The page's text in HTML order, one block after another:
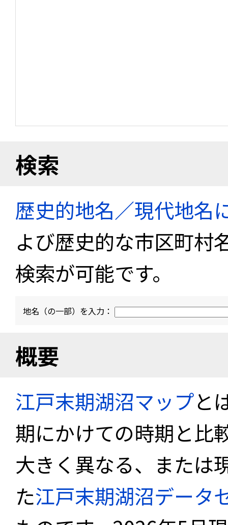
検索
歴史的地名／現代地名
よび歴史的な市区町村
検索が可能です。
地名（の一部）を入力：
概要
江戸末期湖沼マップと
期にかけての時期と比
大きく異なる、または
た江戸末期湖沼データ